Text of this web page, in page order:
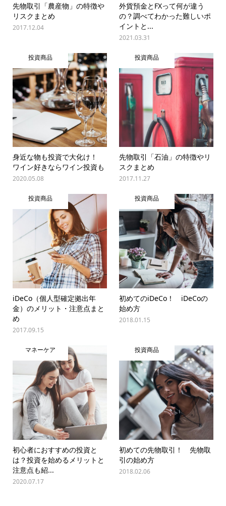
先物取引「農産物」の特徴や
リスクまとめ
2017.12.04
外貨預金とFXって何が違う
の？調べてわかった難しいポ
イントと...
2021.03.31
投資商品
身近な物も投資で大化け！
ワイン好きならワイン投資も
2020.05.08
投資商品
先物取引「石油」の特徴やリ
スクまとめ
2017.11.27
投資商品
iDeCo（個人型確定拠出年
金）のメリット・注意点まと
め
2017.09.15
投資商品
初めてのiDeCo！ iDeCoの
始め方
2018.01.15
マネーケア
初心者におすすめの投資と
は？投資を始めるメリットと
注意点も紹...
2020.07.17
投資商品
初めての先物取引！ 先物取
引の始め方
2018.02.06